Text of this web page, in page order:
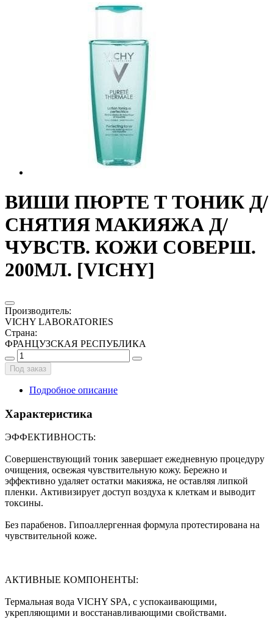
ВИШИ ПЮРТЕ Т ТОНИК Д/
СНЯТИЯ МАКИЯЖА Д/
ЧУВСТВ. КОЖИ СОВЕРШ.
200МЛ. [VICHY]
Производитель:
VICHY LABORATORIES
Страна:
ФРАНЦУЗСКАЯ РЕСПУБЛИКА
Под заказ
Подробное описание
Характеристика
ЭФФЕКТИВНОСТЬ:
Совершенствующий тоник завершает ежедневную процедуру
очищения, освежая чувствительную кожу. Бережно и
эффективно удаляет остатки макияжа, не оставляя липкой
пленки. Активизирует доступ воздуха к клеткам и выводит
токсины.
Без парабенов. Гипоаллергенная формула протестирована на
чувствительной коже.
АКТИВНЫЕ КОМПОНЕНТЫ:
Термальная вода VICHY SPA, с успокаивающими,
укрепляющими и восстанавливающими свойствами.